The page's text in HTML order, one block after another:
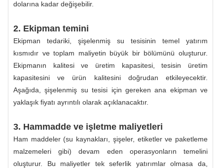
dolarına kadar değişebilir.
2. Ekipman temini
Ekipman tedariki, şişelenmiş su tesisinin temel yatırım
kısmıdır ve toplam maliyetin büyük bir bölümünü oluşturur.
Ekipmanın kalitesi ve üretim kapasitesi, tesisin üretim
kapasitesini ve ürün kalitesini doğrudan etkileyecektir.
Aşağıda, şişelenmiş su tesisi için gereken ana ekipman ve
yaklaşık fiyatı ayrıntılı olarak açıklanacaktır.
3. Hammadde ve işletme maliyetleri
Ham maddeler (su kaynakları, şişeler, etiketler ve paketleme
malzemeleri gibi) devam eden operasyonların temelini
oluşturur. Bu maliyetler tek seferlik yatırımlar olmasa da,